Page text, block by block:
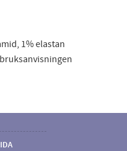
1% elastan